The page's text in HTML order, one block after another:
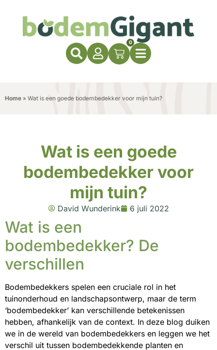
0
Home » Wat is een goede bodembedekker voor mijn tuin?
Wat is een goede
bodembedekker voor
mijn tuin?
David Wunderink 6 juli 2022
Wat is een
bodembedekker? De
verschillen
Bodembedekkers spelen een cruciale rol in het
tuinonderhoud en landschapsontwerp, maar de term
‘bodembedekker’ kan verschillende betekenissen
hebben, afhankelijk van de context. In deze blog duiken
we in de wereld van bodembedekkers en leggen we het
verschil uit tussen bodembedekkende planten en